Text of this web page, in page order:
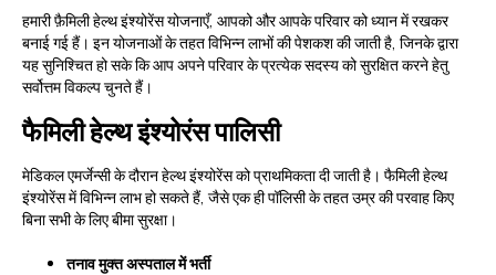
हमारी फ़ैमिली हेल्थ इंश्योरेंस योजनाएँ, आपको और आपके परिवार को ध्यान में रखकर
बनाई गई हैं। इन योजनाओं के तहत विभिन्न लाभों की पेशकश की जाती है, जिनके द्वारा
यह सुनिश्चित हो सके कि आप अपने परिवार के प्रत्येक सदस्य को सुरक्षित करने हेतु
सर्वोत्तम विकल्प चुनते हैं।
फैमिली हेल्थ इंश्योरंस पालिसी
मेडिकल एमर्जेन्सी के दौरान हेल्थ इंश्योरेंस को प्राथमिकता दी जाती है। फैमिली हेल्थ
इंश्योरेंस में विभिन्न लाभ हो सकते हैं, जैसे एक ही पॉलिसी के तहत उम्र की परवाह किए
बिना सभी के लिए बीमा सुरक्षा।
तनाव मुक्त अस्पताल में भर्ती